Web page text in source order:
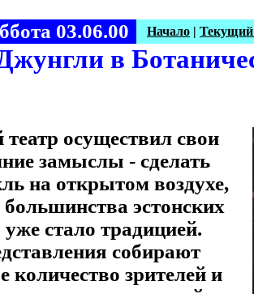
03.06.00 Начало |
в
театр осуществил свои
замыслы - сделать
на открытом воздухе,
эстонских
уже стало традицией.
собирают
количество зрителей и